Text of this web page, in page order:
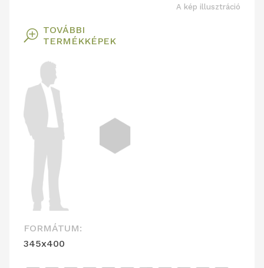
A kép illusztráció
T TOVÁBBI
TERMÉKKÉPEK
FORMÁTUM:
345x400